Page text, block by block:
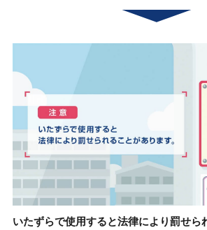
いたずらで使用すると法律により罰せら